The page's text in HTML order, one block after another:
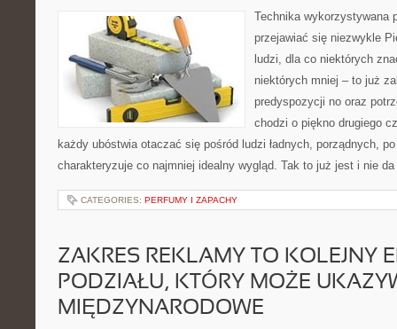
Technika wykorzystywana
przejawiać się niezwykle
ludzi, dla co niektórych
niektórych mniej – to już
predyspozycji no oraz
chodzi o piękno drugiego
każdy ubóstwia otaczać się pośród ludzi ładnych, porządnych,
charakteryzuje co najmniej idealny wygląd. Tak to już jest i nie
CATEGORIES: PERFUMY I ZAPACHY
ZAKRES REKLAMY TO KOLEJNY
PODZIAŁU, KTÓRY MOŻE
MIĘDZYNARODOWE